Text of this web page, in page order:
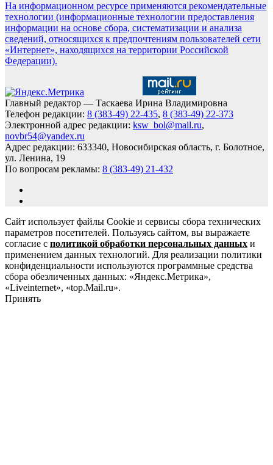
На информационном ресурсе применяются рекомендательные
технологии (информационные технологии предоставления
информации на основе сбора, систематизации и анализа
сведений, относящихся к предпочтениям пользователей сети
«Интернет», находящихся на территории Российской
Федерации).
Главный редактор — Таскаева Ирина Владимировна
Телефон редакции: 8 (383-49) 22-435, 8 (383-49) 22-373
Электронной адрес редакции: ksw_bol@mail.ru,
novbr54@yandex.ru
Адрес редакции: 633340, Новосибирская область, г. Болотное,
ул. Ленина, 19
По вопросам рекламы: 8 (383-49) 21-432
Сайт использует файлы Cookie и сервисы сбора технических
параметров посетителей. Пользуясь сайтом, вы выражаете
согласие с политикой обработки персональных данных и
применением данных технологий. Для реализации политики
конфиденциальности используются программные средства
сбора обезличенных данных: «Яндекс.Метрика»,
«Liveinternet», «top.Mail.ru».
Принять